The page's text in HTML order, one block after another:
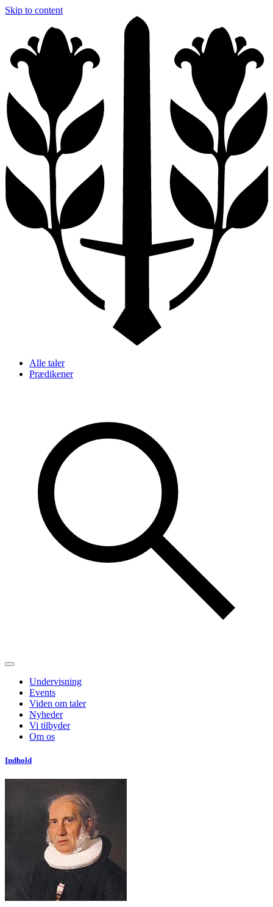
Skip to content
Alle taler
Prædikener
Undervisning
Events
Viden om taler
Nyheder
Vi tilbyder
Om os
Indhold